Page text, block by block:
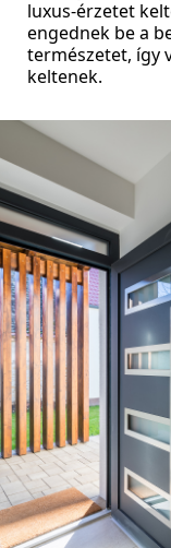
luxus-érzetet
engednek be a
természetet, így
keltenek.